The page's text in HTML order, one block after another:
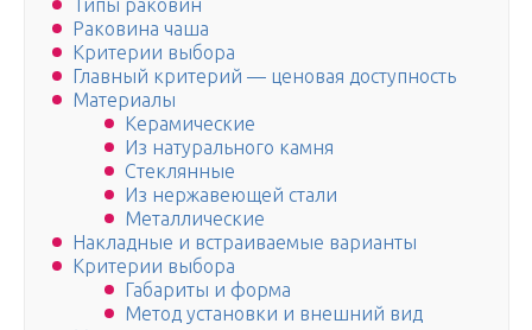
Типы раковин
Раковина чаша
Критерии выбора
Главный критерий — ценовая доступность
Материалы
Керамические
Из натурального камня
Стеклянные
Из нержавеющей стали
Металлические
Накладные и встраиваемые варианты
Критерии выбора
Габариты и форма
Метод установки и внешний вид